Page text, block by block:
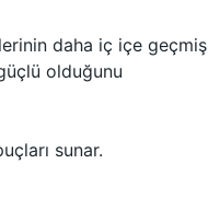
daha iç içe geçmiş
olduğunu
sunar.